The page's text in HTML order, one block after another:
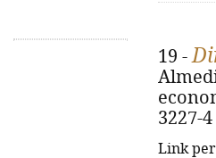
19 -
3227-4
Link